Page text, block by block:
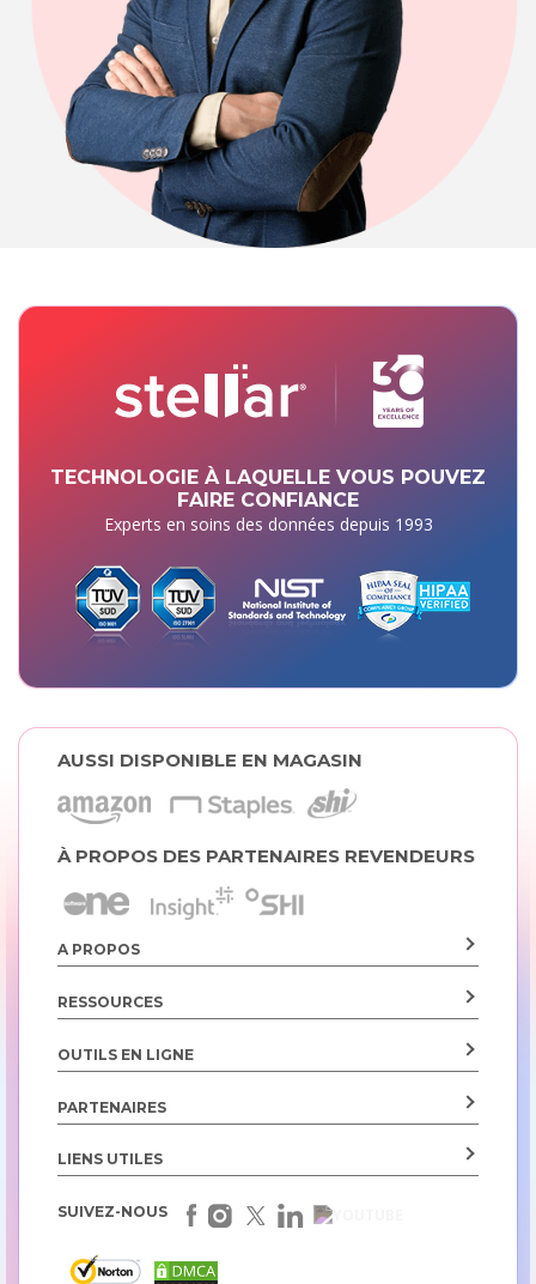
TECHNOLOGIE À LAQUELLE VOUS POUVEZ
FAIRE CONFIANCE
Experts en soins des données depuis 1993
AUSSI DISPONIBLE EN MAGASIN
À PROPOS DES PARTENAIRES REVENDEURS
A PROPOS
RESSOURCES
OUTILS EN LIGNE
PARTENAIRES
LIENS UTILES
SUIVEZ-NOUS